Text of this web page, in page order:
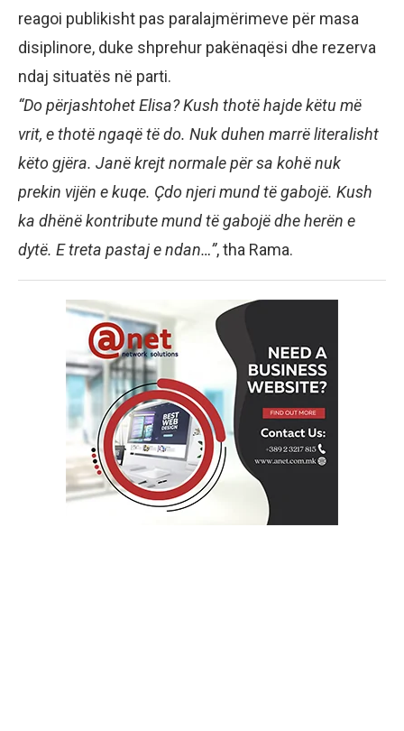
reagoi publikisht pas paralajmërimeve për masa
disiplinore, duke shprehur pakënaqësi dhe rezerva
ndaj situatës në parti.
“Do përjashtohet Elisa? Kush thotë hajde këtu më
vrit, e thotë ngaqë të do. Nuk duhen marrë literalisht
këto gjëra. Janë krejt normale për sa kohë nuk
prekin vijën e kuqe. Çdo njeri mund të gabojë. Kush
ka dhënë kontribute mund të gabojë dhe herën e
dytë. E treta pastaj e ndan…”, tha Rama.